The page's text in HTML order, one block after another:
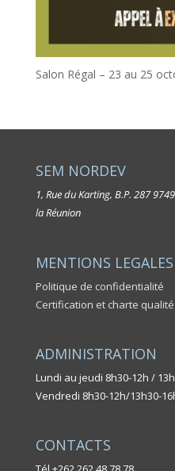
Salon Régal – 23 au 25
SEM NORDEV
1, Rue du Karting, B.P. 287
la Réunion
MENTIONS LEGALES
Politique de confidentialité
Certification et charte qualité
ADMINISTRATION
Lundi au jeudi 8h30-12h /
Vendredi 8h30-12h/13h30-
CONTACTS